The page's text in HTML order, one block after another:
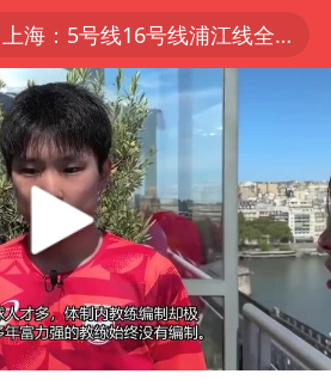
上海：5号线16号线浦江线全线停运
上海有出现龙卷潜势
上海全域长途客运班次全部停运
今日15时起福州地铁高架区段停运
白海豚逼近浙闽沿海
1枚就能让航母瘫痪 轰-6J实力有多强
王艺迪2-4不敌张本美和止步4强
05:34